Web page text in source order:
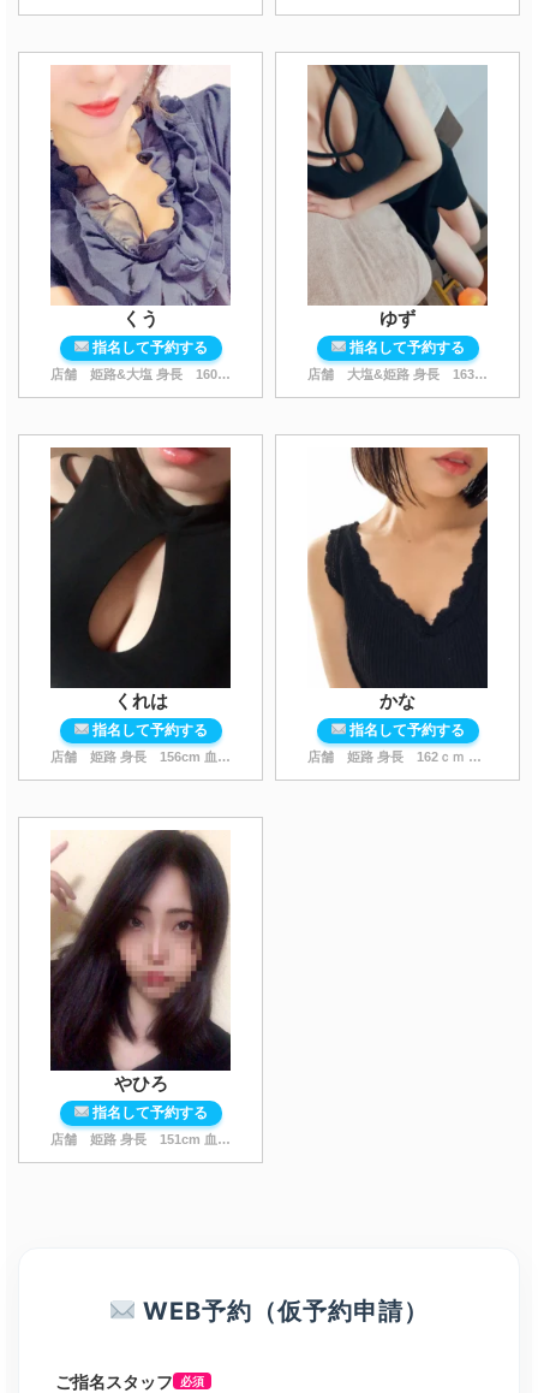
くう
指名して予約する
店舗 姫路&大塩 身長 160cm 血液型 A型 スタ ...
ゆず
指名して予約する
店舗 大塩&姫路 身長 163cm 血液
くれは
指名して予約する
店舗 姫路 身長 156cm 血液型 AB スタイル ...
かな
指名して予約する
店舗 姫路 身長 162 ｃｍ 血液型 秘密 スタイル
やひろ
指名して予約する
店舗 姫路 身長 151cm 血液型 O型 スタイル
WEB予約（仮予約申請）
ご指名スタッフ 必須